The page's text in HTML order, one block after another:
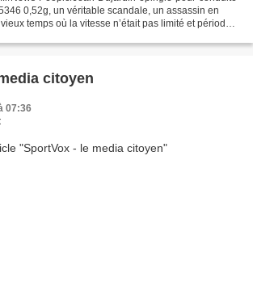
0,52g, un véritable scandale, un assassin en
temps où la vitesse n’était pas limité et période
citoyen
07:36